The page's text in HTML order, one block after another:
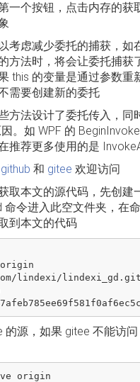
一个按钮，点击内存的获
考虑减少委托的捕获，如
方法时，将会让委托捕获
this 的变量是通过参数重
需要创建新的委托
方法设计了委托传入，同
。如 WPF 的
推荐更多使用的是
github 和 gitee 欢迎访问
取本文的源代码，先创建
令进入此空文件夹，在
到本文的代码
lindexi/lindexi_gd.git
的源，如果 gitee 不能访
origin